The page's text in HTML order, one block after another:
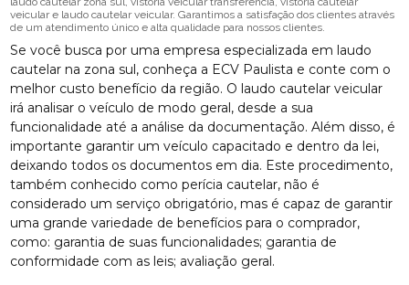
veicular e laudo cautelar veicular. Garantimos a satisfação dos clientes através
de um atendimento único e alta qualidade para nossos clientes.
Se você busca por uma empresa especializada em laudo
cautelar na zona sul, conheça a ECV Paulista e conte com o
melhor custo benefício da região. O laudo cautelar veicular
irá analisar o veículo de modo geral, desde a sua
funcionalidade até a análise da documentação. Além disso, é
importante garantir um veículo capacitado e dentro da lei,
deixando todos os documentos em dia. Este procedimento,
também conhecido como perícia cautelar, não é
considerado um serviço obrigatório, mas é capaz de garantir
uma grande variedade de benefícios para o comprador,
como: garantia de suas funcionalidades; garantia de
conformidade com as leis; avaliação geral.